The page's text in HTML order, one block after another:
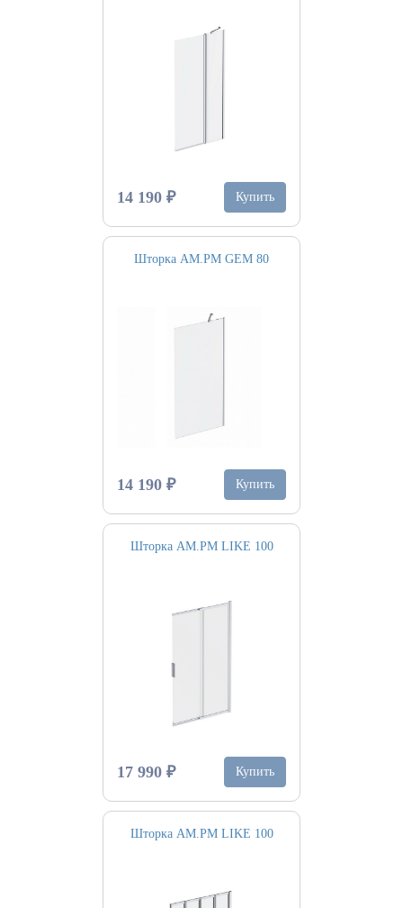
14 190 ₽ Купить
Шторка AM.PM GEM 80
14 190 ₽ Купить
Шторка AM.PM LIKE 100
17 990 ₽ Купить
Шторка AM.PM LIKE 100